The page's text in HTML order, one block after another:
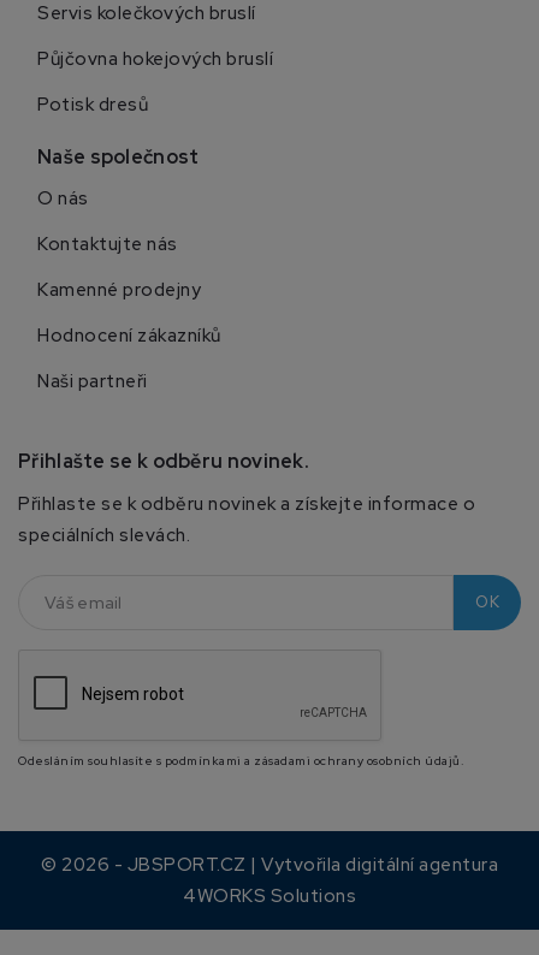
Servis kolečkových bruslí
Půjčovna hokejových bruslí
Potisk dresů
Naše společnost
O nás
Kontaktujte nás
Kamenné prodejny
Hodnocení zákazníků
Naši partneři
Přihlašte se k odběru novinek.
Přihlaste se k odběru novinek a získejte informace o
speciálních slevách.
Odesláním souhlasíte s podmínkami a zásadami ochrany osobních údajů.
© 2026 - JBSPORT.CZ | Vytvořila digitální agentura
4WORKS Solutions